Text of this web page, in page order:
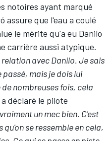
notoires ayant marqué
assure que l'eau a coulé
le mérite qu'a eu Danilo
carrière aussi atypique.
avec Danilo. Je sais
passé, mais je dois lui
nombreuses fois, cela
a déclaré le pilote
un mec bien. C'est
qu'on se ressemble en cela,